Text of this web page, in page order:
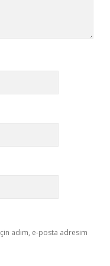
adım, e-posta adresim